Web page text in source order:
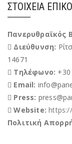
ΣΤΟΙΧΕΊΑ
Πανερυθραϊκός
Διεύθυνση:
14671
Τηλέφωνο:
Email:
Press:
Website:
Πολιτική